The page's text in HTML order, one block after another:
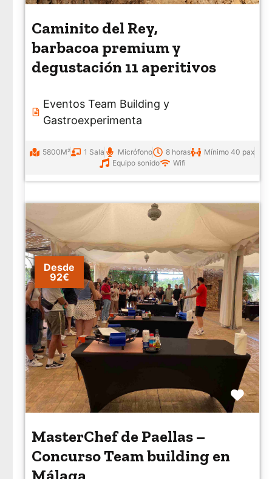
Caminito del Rey,
barbacoa premium y
degustación 11 aperitivos
Eventos Team Building y
Gastroexperimenta
5800M² 1 Sala Micrófono 8 horas
Mínimo 40 pax
Equipo sonido
Wifi
Desde
92€
MasterChef de Paellas –
Concurso Team building en